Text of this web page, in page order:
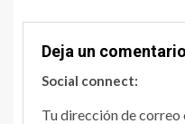
Deja un comentario
Social connect:
Tu dirección de